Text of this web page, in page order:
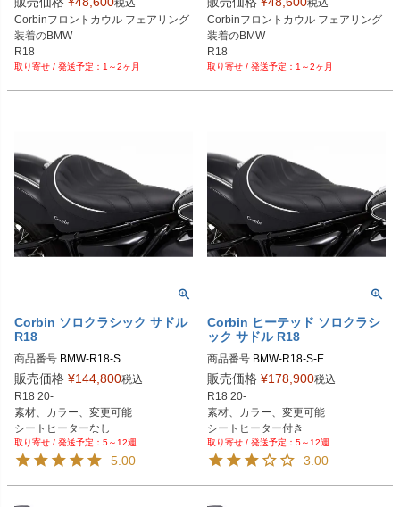
型番：SEL-BMW-R18-FAIR-B
税込
Corbinフロントカウル フェアリング
装着のBMW
R18
1～2ヶ月
型番：SEL-BMW-R18-FAIR-B
税込
Corbinフロントカウル フェアリング
装着のBMW
R18
1～2ヶ月
Corbin ソロクラシック サドル
R18
商品番号
販売価格 ¥144,800税込
R18 20-
素材、カラー、変更可能
5～12週
5.00
Corbin ヒーテッド ソロクラシ
ック サドル R18
商品番号 BMW-R18-S-E
販売価格 ¥178,900税込
R18 20-
素材、カラー、変更可能
シートヒーター付き
5～12週
3.00